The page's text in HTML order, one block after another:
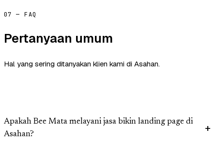
07 — FAQ
Pertanyaan umum
Hal yang sering ditanyakan klien kami di Asahan.
Apakah Bee Mata melayani jasa bikin landing page di
Asahan?